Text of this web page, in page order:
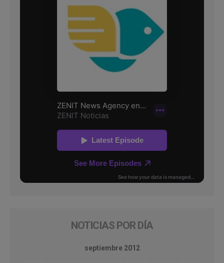
NOTICIAS POR DÍA
septiembre 2012